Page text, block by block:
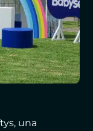
una